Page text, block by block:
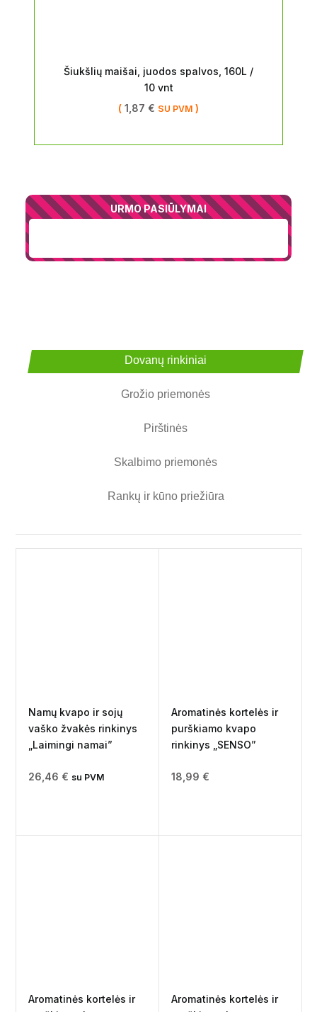
Šiukšlių maišai, juodos spalvos, 160L /
10 vnt
( 1,87 € SU PVM )
URMO PASIŪLYMAI
Dovanų rinkiniai
Grožio priemonės
Pirštinės
Skalbimo priemonės
Rankų ir kūno priežiūra
Namų kvapo ir sojų
vaško žvakės rinkinys
„Laimingi namai”
26,46 € su PVM
Aromatinės kortelės ir
purškiamo kvapo
rinkinys „SENSO”
18,99 €
Aromatinės kortelės ir
Aromatinės kortelės ir